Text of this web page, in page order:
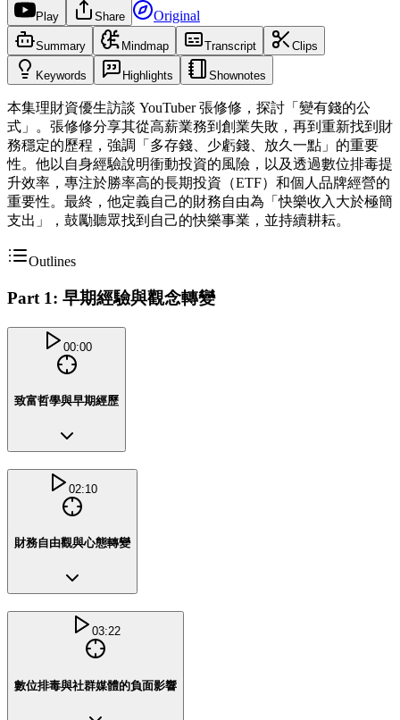
Play Share Original
Summary Mindmap Transcript Clips
Keywords Highlights Shownotes
本集理財資優生訪談 YouTuber 張修修，探討「變有錢的公
式」。張修修分享其從高薪業務到創業失敗，再到重新找到財
務穩定的歷程，強調「多存錢、少虧錢、放久一點」的重要
性。他以自身經驗說明衝動投資的風險，以及透過數位排毒提
升效率，專注於勝率高的長期投資（ETF）和個人品牌經營的
重要性。最終，他定義自己的財務自由為「快樂收入大於極簡
支出」，鼓勵聽眾找到自己的快樂事業，並持續耕耘。
Outlines
Part 1: 早期經驗與觀念轉變
00:00
致富哲學與早期經歷
02:10
財務自由觀與心態轉變
03:22
數位排毒與社群媒體的負面影響